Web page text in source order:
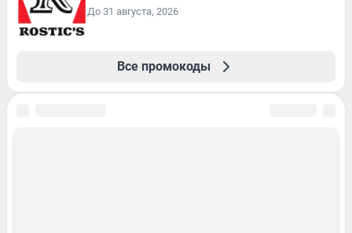
До 31 августа, 2026
Все промокоды